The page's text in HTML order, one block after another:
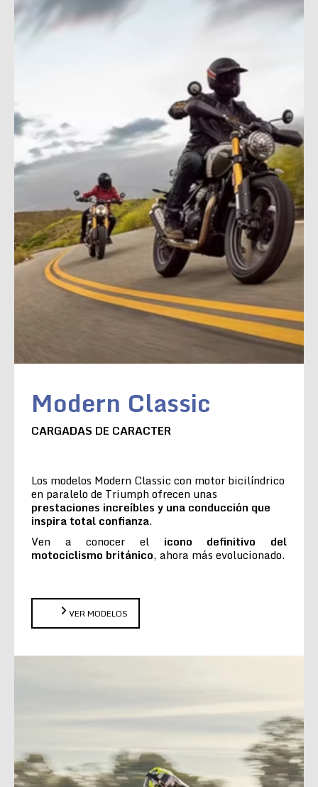
Modern Classic
CARGADAS DE CARACTER
Los modelos Modern Classic con motor bicilíndrico
en paralelo de Triumph ofrecen unas
prestaciones increíbles y una conducción que
inspira total confianza.
Ven a conocer el icono definitivo del
motociclismo británico, ahora más evolucionado.
VER MODELOS